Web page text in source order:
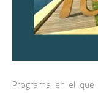
Programa en el que